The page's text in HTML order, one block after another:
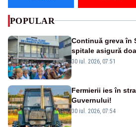
POPULAR
Continuă greva în
spitale asigură
30 iul. 2026, 07:51
Fermierii ies în
Guvernului!
30 iul. 2026, 07:54